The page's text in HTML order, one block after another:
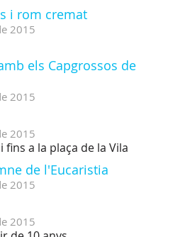
i rom cremat
2015
els Capgrossos de
2015
2015
fins a la plaça de la Vila
de l'Eucaristia
2015
2015